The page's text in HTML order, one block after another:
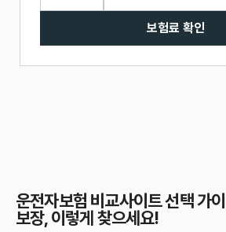
보험료 확인
운전자보험 비교사이트 선택 가
보장, 이렇게 찾으세요!